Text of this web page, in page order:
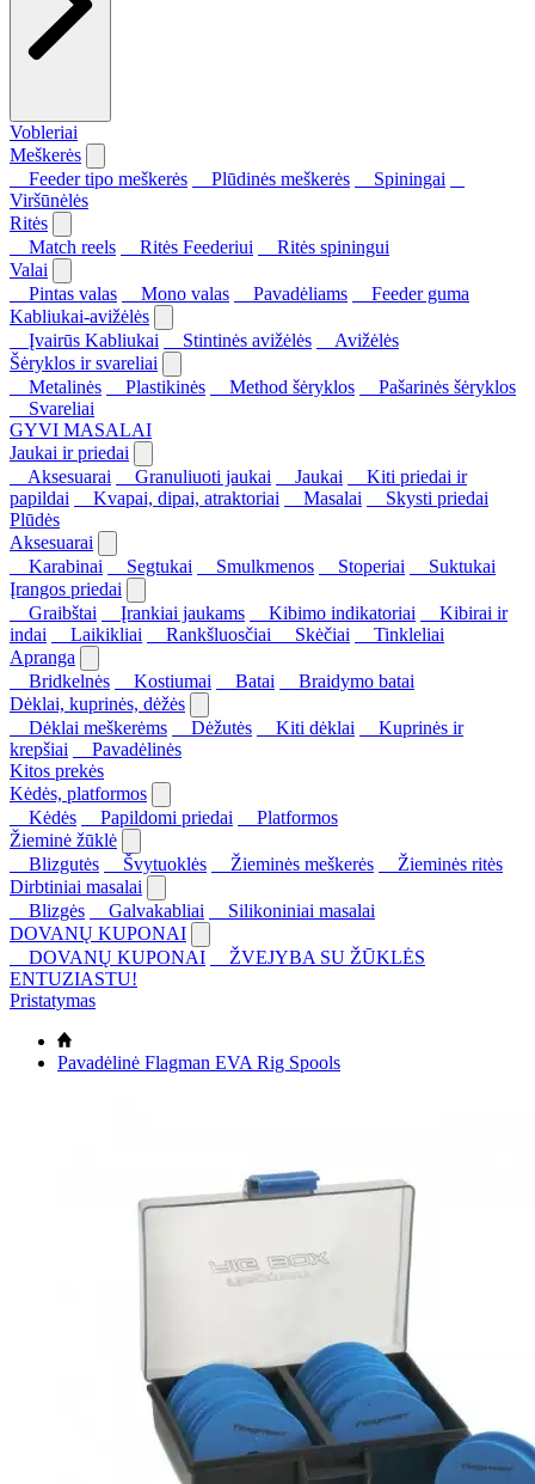
Vobleriai
Meškerės
Feeder tipo meškerės
Plūdinės meškerės
Spiningai
Viršūnėlės
Ritės
Match reels
Ritės Feederiui
Ritės spiningui
Valai
Pintas valas
Mono valas Pavadėliams
Feeder guma
Kabliukai-avižėlės
Įvairūs Kabliukai
Stintinės avižėlės
Avižėlės
Šėryklos ir svareliai
Metalinės
Plastikinės Method šėryklos
Pašarinės šėryklos
Svareliai
GYVI MASALAI
Jaukai ir priedai
Aksesuarai
Granuliuoti jaukai Jaukai
Kiti priedai ir
papildai
Kvapai, dipai, atraktoriai Masalai
Skysti priedai
Plūdės
Aksesuarai
Karabinai
Segtukai Smulkmenos Stoperiai
Suktukai
Įrangos priedai
Graibštai
Įrankiai jaukams Kibimo indikatoriai
Kibirai ir
indai
Laikikliai Rankšluosčiai Skėčiai
Tinkleliai
Apranga
Bridkelnės
Kostiumai Batai
Braidymo batai
Dėklai, kuprinės, dėžės
Dėklai meškerėms
Dėžutės Kiti dėklai
Kuprinės ir
krepšiai
Pavadėlinės
Kitos prekės
Kėdės, platformos
Kėdės
Papildomi priedai
Platformos
Žieminė žūklė
Blizgutės
Švytuoklės Žieminės meškerės
Žieminės ritės
Dirbtiniai masalai
Blizgės
Galvakabliai
Silikoniniai masalai
DOVANŲ KUPONAI
DOVANŲ KUPONAI
ŽVEJYBA SU ŽŪKLĖS
ENTUZIASTU!
Pristatymas
Pavadėlinė Flagman EVA Rig Spools